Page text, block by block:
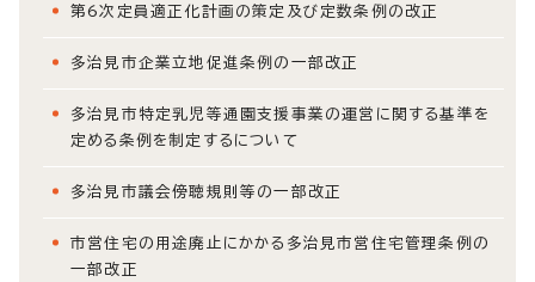
第6次定員適正化計画の策定及び定数条例の改正
多治見市企業立地促進条例の一部改正
多治見市特定乳児等通園支援事業の運営に関する基準を
定める条例を制定するについて
多治見市議会傍聴規則等の一部改正
市営住宅の用途廃止にかかる多治見市営住宅管理条例の
一部改正